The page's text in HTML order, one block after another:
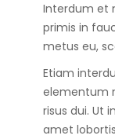
Interdum et
primis in
metus eu,
Etiam
elementum
risus dui. Ut
amet